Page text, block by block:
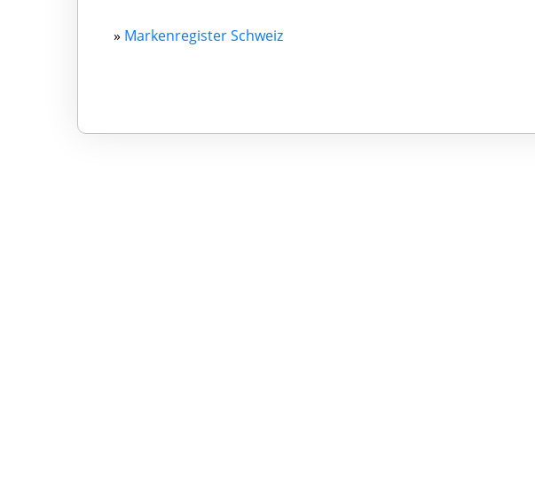
» Markenregister Schweiz